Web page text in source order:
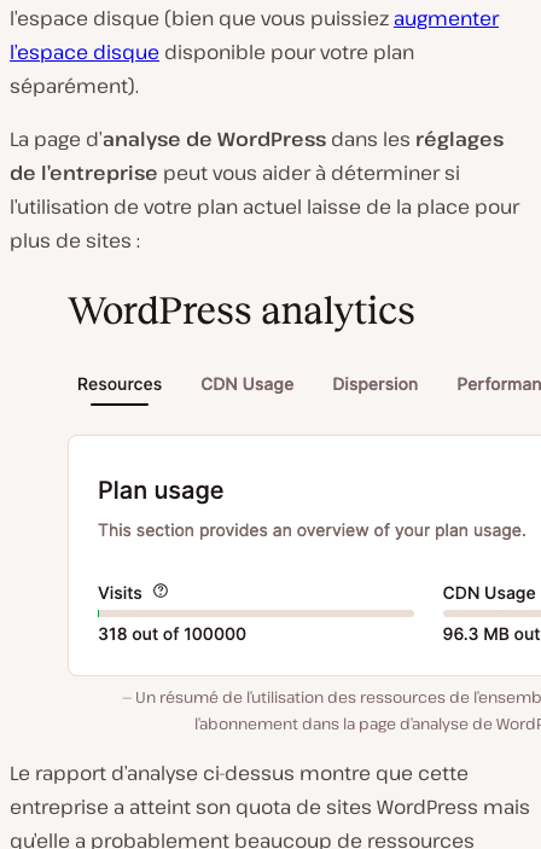
l’espace disque (bien que vous puissiez augmenter
l’espace disque disponible pour votre plan
séparément).
La page d’analyse de WordPress dans les réglages
de l’entreprise peut vous aider à déterminer si
l’utilisation de votre plan actuel laisse de la place pour
plus de sites :
Un résumé de l’utilisation des ressources de
l’abonnement dans la page d’analyse de
Le rapport d’analyse ci-dessus montre que cette
entreprise a atteint son quota de sites WordPress mais
qu’elle a probablement beaucoup de ressources